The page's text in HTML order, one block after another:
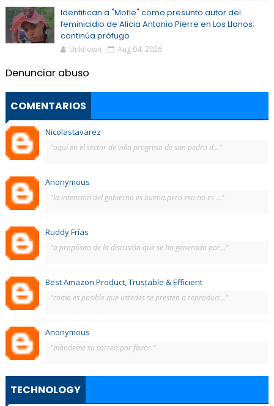
Identifican a "Mofle" como presunto autor del
feminicidio de Alicia Antonio Pierre en Los Llanos;
continúa prófugo
Unknown Aug 04, 2026
Denunciar abuso
COMENTARIOS
Nicolastavarez
"aquí en el sector de villa progreso de san pedro d..."
Anonymous
"la intención del gobierno es buena.pero eso no es ..."
Ruddy Frías
"a propósito de la discusión que se ha generado por..."
Best Amazon Product, Trustable & Efficient
"como es posible que ustedes se presten a reproduci..."
Anonymous
"màndeme su correo por favor."
TECHNOLOGY